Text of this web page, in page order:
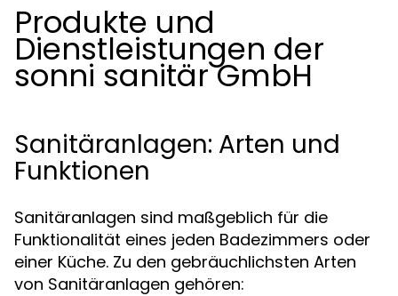
Produkte und
Dienstleistungen der
sonni sanitär GmbH
Sanitäranlagen: Arten und
Funktionen
Sanitäranlagen sind maßgeblich für die
Funktionalität eines jeden Badezimmers oder
einer Küche. Zu den gebräuchlichsten Arten
von Sanitäranlagen gehören: